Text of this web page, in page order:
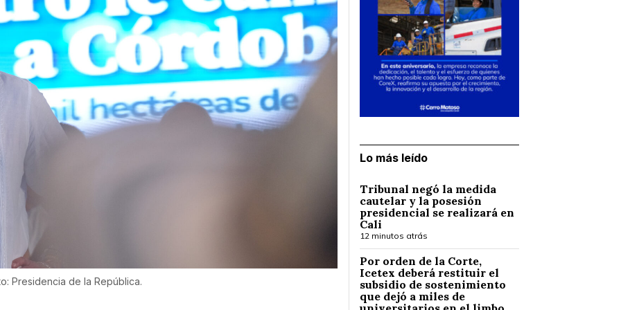
Presidencia de la República.
Lo más leído
Tribunal negó la medida
cautelar y la posesión
presidencial se realizará en
Cali
12 minutos atrás
Por orden de la Corte,
Icetex deberá restituir el
subsidio de sostenimiento
que dejó a miles de